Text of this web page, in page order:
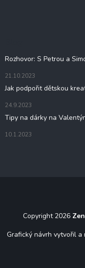
Rozhovor: S Petrou a
21.10.2023
Jak podpořit dětskou
24.9.2023
Tipy na dárky na
10.1.2023
Copyright 2026
Grafický návrh vytvořil